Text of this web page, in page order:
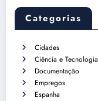
Categorias
Cidades
Ciência e Tecnologia
Documentação
Empregos
Espanha